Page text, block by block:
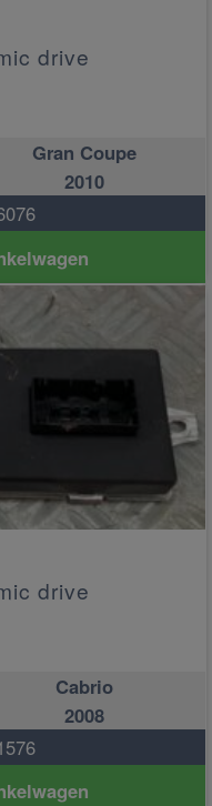
drive
Gran Coupe
2010
drive
Cabrio
2008